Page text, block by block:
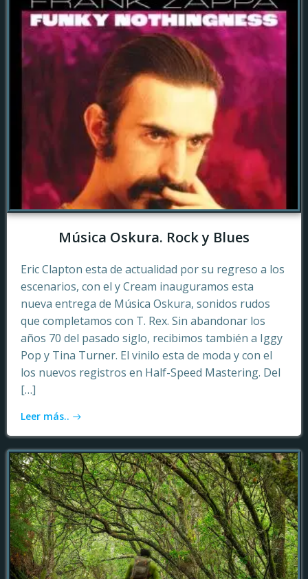
Música Oskura. Rock y Blues
Eric Clapton esta de actualidad por su regreso a los
escenarios, con el y Cream inauguramos esta
nueva entrega de Música Oskura, sonidos rudos
que completamos con T. Rex. Sin abandonar los
años 70 del pasado siglo, recibimos también a Iggy
Pop y Tina Turner. El vinilo esta de moda y con el
los nuevos registros en Half-Speed Mastering. Del
[…]
Leer más..